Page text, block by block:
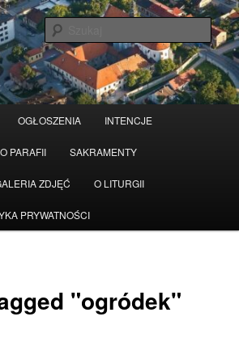
OGŁOSZENIA INTENCJE
O PARAFII SAKRAMENTY
ZDJĘĆ O LITURGII
PRYWATNOŚCI
"ogródek"
Cookies Czytaj więcej odrzuć